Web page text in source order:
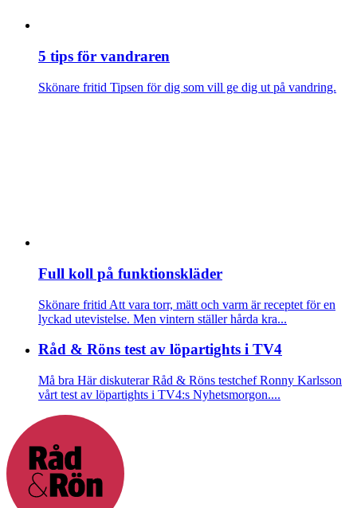
5 tips för vandraren
Skönare fritid Tipsen för dig som vill ge dig ut på vandring.
Full koll på funktionskläder
Skönare fritid Att vara torr, mätt och varm är receptet för en
lyckad utevistelse. Men vintern ställer hårda kra...
Råd & Röns test av löpartights i TV4
Må bra Här diskuterar Råd & Röns testchef Ronny Karlsson
vårt test av löpartights i TV4:s Nyhetsmorgon....